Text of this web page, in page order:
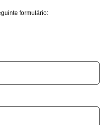
formulário: